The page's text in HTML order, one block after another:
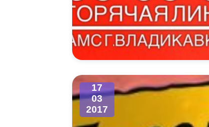
17
03
2017